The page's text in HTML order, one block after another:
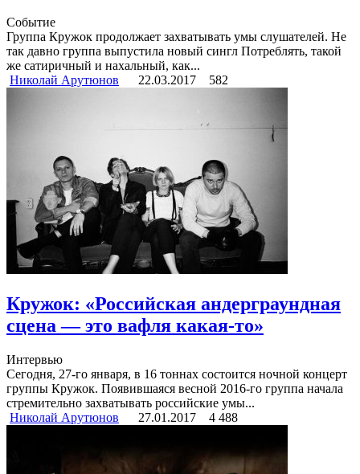
Событие
Группа Кружок продолжает захватывать умы слушателей. Не
так давно группа выпустила новый сингл Потреблять, такой
же сатиричный и нахальный, как...
Николай Арутюнов
22.03.2017 582
Кружок: «Российская андерграундная
сцена — это вафля какая-то»
Интервью
Сегодня, 27-го января, в 16 тоннах состоится ночной концерт
группы Кружок. Появившаяся весной 2016-го группа начала
стремительно захватывать российские умы...
Николай Арутюнов
27.01.2017 4 488